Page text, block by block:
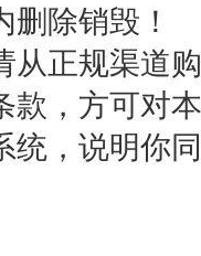
删除销毁！
从正规渠道
款，方可对
统，说明你